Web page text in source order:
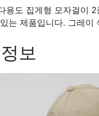
용도 집게형 모자걸이
는 제품입니다. 그레
보